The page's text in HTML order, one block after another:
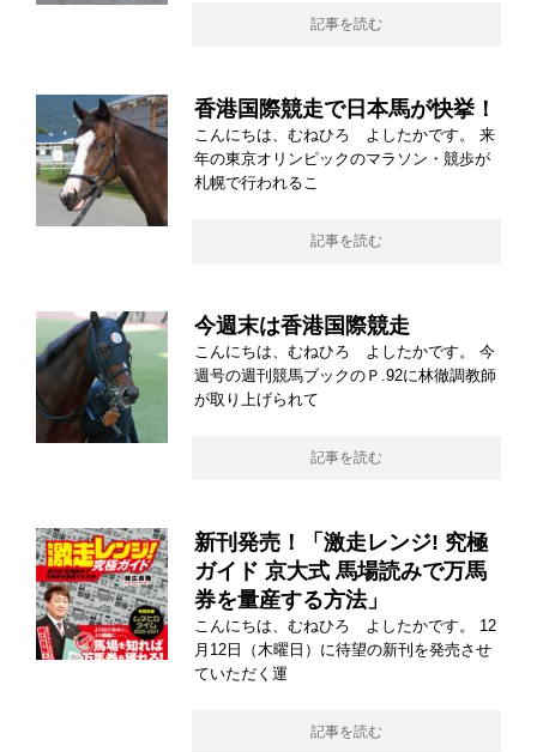
記事を読む
香港国際競走で日本馬が快挙！
こんにちは、むねひろ よしたかです。 来
年の東京オリンピックのマラソン・競歩が
札幌で行われるこ
記事を読む
今週末は香港国際競走
こんにちは、むねひろ よしたかです。 今
週号の週刊競馬ブックのＰ.92に林徹調教師
が取り上げられて
記事を読む
新刊発売！「激走レンジ! 究極
ガイド 京大式 馬場読みで万馬
券を量産する方法」
こんにちは、むねひろ よしたかです。 12
月12日（木曜日）に待望の新刊を発売させ
ていただく運
記事を読む